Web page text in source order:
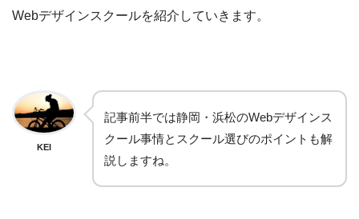
Webデザインスクールを紹介していきます。
KEI
記事前半では静岡・浜松のWebデザインス
クール事情とスクール選びのポイントも解
説しますね。